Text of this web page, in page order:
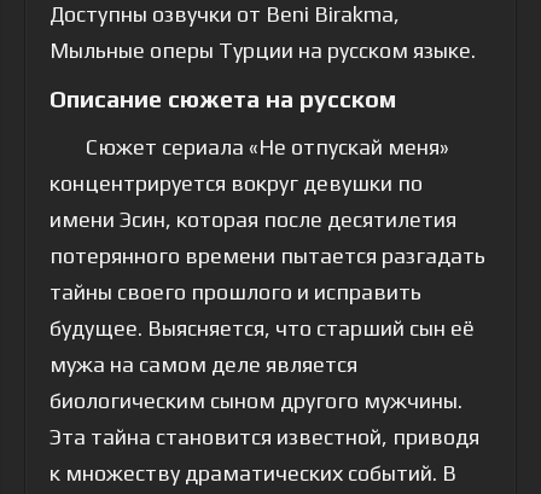
Доступны озвучки от Beni Birakma,
Мыльные оперы Турции на русском языке.
Описание сюжета на русском
Сюжет сериала «Не отпускай меня»
концентрируется вокруг девушки по
имени Эсин, которая после десятилетия
потерянного времени пытается разгадать
тайны своего прошлого и исправить
будущее. Выясняется, что старший сын её
мужа на самом деле является
биологическим сыном другого мужчины.
Эта тайна становится известной, приводя
к множеству драматических событий. В